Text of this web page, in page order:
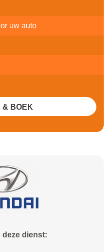
deze dienst:
uw auto
& BOEK